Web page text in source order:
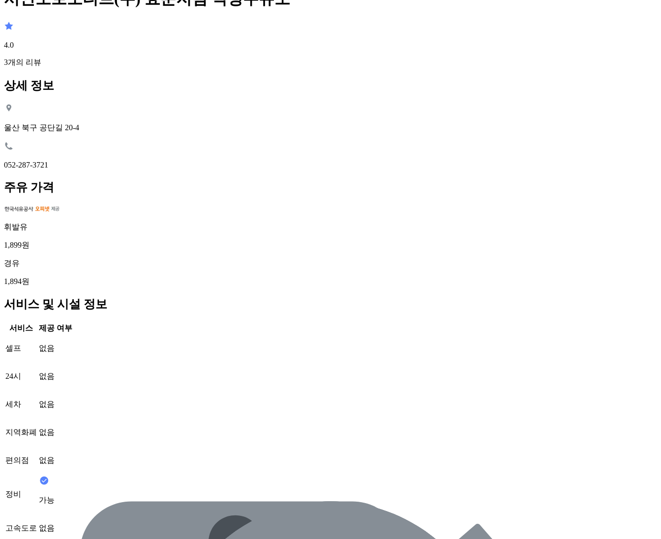
4.0
3개의 리뷰
상세 정보
울산 북구 공단길 20-4
052-287-3721
주유 가격
휘발유
1,899원
경유
1,894원
서비스 및 시설 정보
서비스 제공 여부
셀프 없음
24시 없음
세차 없음
지역화폐 없음
편의점 없음
정비
가능
고속도로 없음